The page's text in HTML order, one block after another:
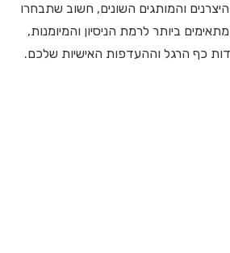
היצרנים והמותגים השונים, חשוב שתבחרו
ביותר לרמת הניסיון והמיומנות,
כף הרגל וההעדפות האישיות שלכם.